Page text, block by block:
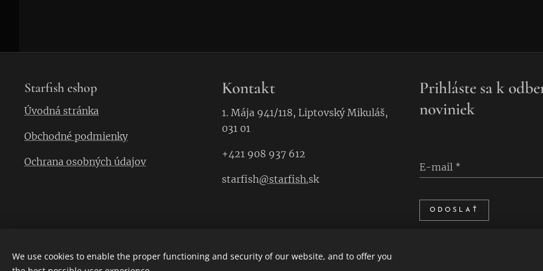
Starfish eshop
Úvodná stránka
Obchodné podmienky
Ochrana osobných údajov
Kontakt
1. Mája 941/118, Liptovský Mikuláš,
031 01
+421 908 937 612
starfish@starfish.sk
Prihláste sa k
noviniek
E-mail
ODOSLAŤ
We use cookies to enable the proper functioning and security of our website, and to offer you